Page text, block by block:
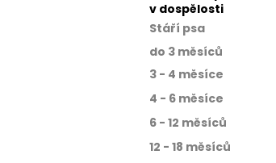
v dospělosti
Stáří psa
do 3 měsíců
3 - 4 měsíce
4 - 6 měsíce
6 - 12 měsíců
12 - 18 měsíců